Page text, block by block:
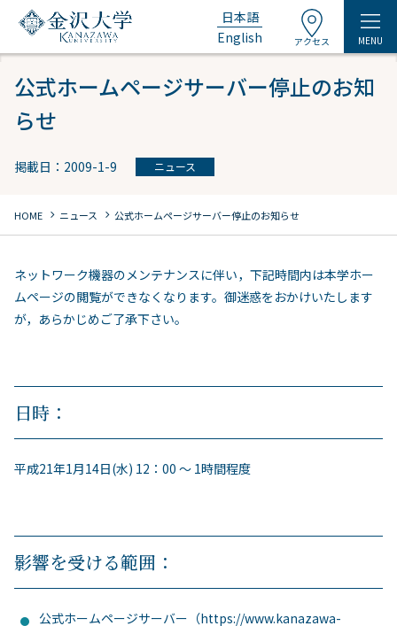
日本語
English
アクセス MENU
公式ホームページサーバー停止のお知
らせ
掲載日：2009-1-9 ニュース
HOME chevron_right ニュース chevron_right 公式ホームページサーバー停止のお知らせ
ネットワーク機器のメンテナンスに伴い，下記時間内は本学ホー
ムページの閲覧ができなくなります。御迷惑をおかけいたします
が，あらかじめご了承下さい。
日時：
平成21年1月14日(水) 12：00 ～ 1時間程度
影響を受ける範囲：
公式ホームページサーバー（https://www.kanazawa-